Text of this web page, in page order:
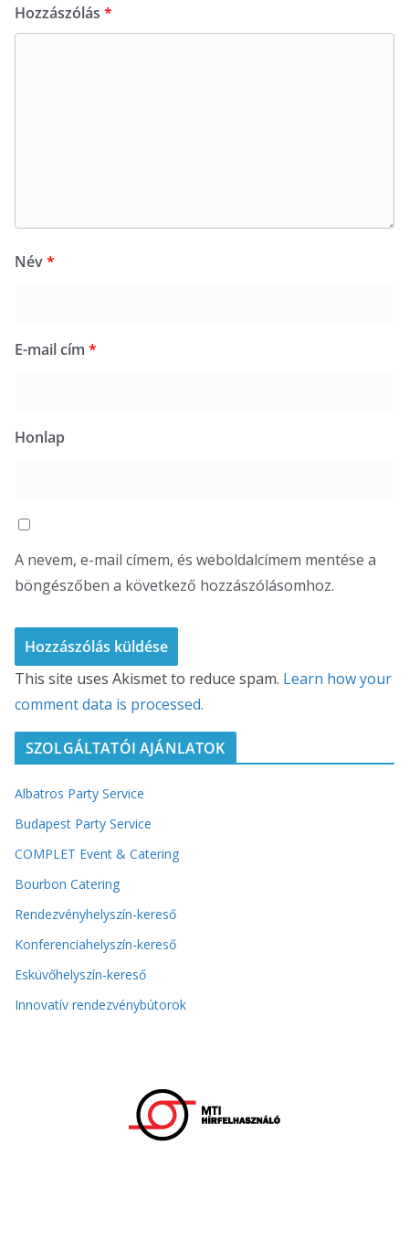
Hozzászólás *
Név*
E-mail cím *
Honlap
A nevem, e-mail címem, és weboldalcímem mentése a
böngészőben a következő hozzászólásomhoz.
This site uses Akismet to reduce spam. Learn how your
comment data is processed.
SZOLGÁLTATÓI AJÁNLATOK
Albatros Party Service
Budapest Party Service
COMPLET Event & Catering
Bourbon Catering
Rendezvényhelyszín-kereső
Konferenciahelyszín-kereső
Esküvőhelyszín-kereső
Innovatív rendezvénybútorok